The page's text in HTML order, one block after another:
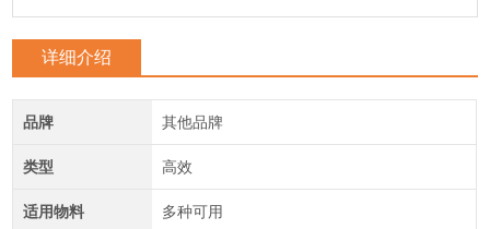
详细介绍
品牌 其他品牌
类型 高效
适用物料 多种可用